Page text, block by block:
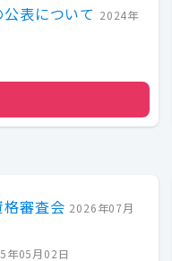
表について 2024年
審査会 2026年07月
年05月02日